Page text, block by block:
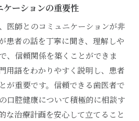
ーションの重要性
医師とのコミュニケーションが非
患者の話を丁寧に聞き、理解しや
、信頼関係を築くことができま
用語をわかりやすく説明し、患者
が重要です。信頼できる歯医者で
口腔健康について積極的に相談す
な治療計画を安心して立てること